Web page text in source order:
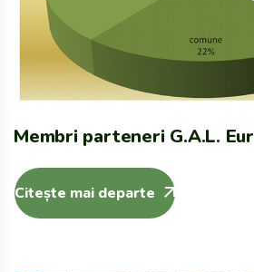
Membri parteneri G.A.L.
Citește mai departe